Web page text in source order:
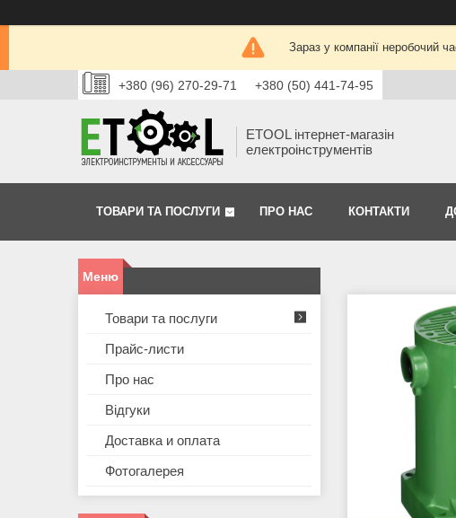
Зараз у компанії неробочий
+380 (96) 270-29-71 +380 (50) 441-74-95
ETOOL інтернет-магазін
електроінструментів
ТОВАРИ ТА ПОСЛУГИ ПРО НАС КОНТАКТИ
Товари та послуги
Прайс-листи
Про нас
Відгуки
Доставка и оплата
Фотогалерея